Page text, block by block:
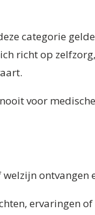
categorie
richt op
voor
ontvangen
ervaringen